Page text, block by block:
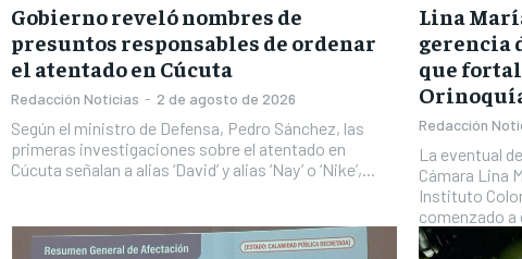
Gobierno reveló nombres de
presuntos responsables de ordenar
el atentado en Cúcuta
Redacción Noticias - 2 de agosto de 2026
Según el ministro de Defensa, Pedro Sánchez, las
primeras investigaciones sobre el atentado en
Cúcuta señalan a alias ‘David’ y alias ‘Nay’ o ‘Nike’,...
Lina
gerencia
que
Redacción
La eventual
Cámara Lina
Instituto
comenzado a